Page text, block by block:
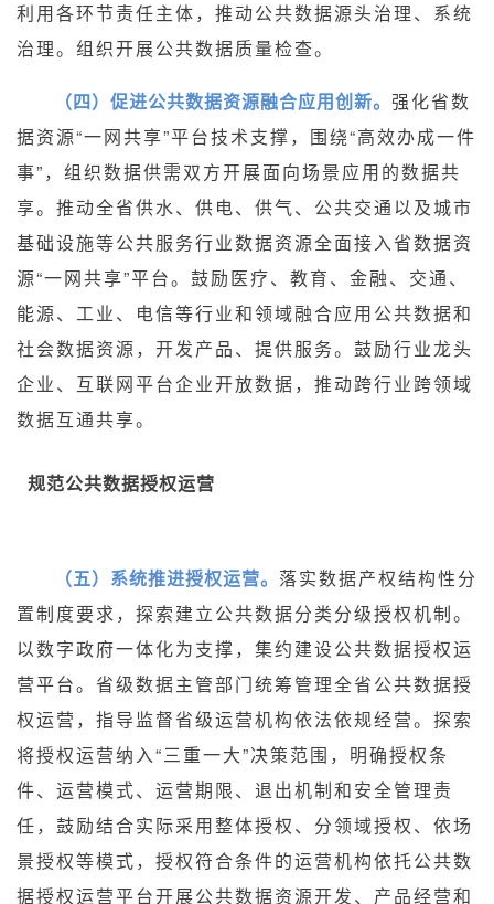
利用各环节责任主体，推动公共数据源头治理、系统
治理。组织开展公共数据质量检查。
（四）促进公共数据资源融合应用创新。 强化省数
据资源“一网共享”平台技术支撑，围绕“高效办成一件
事”，组织数据供需双方开展面向场景应用的数据共
享。推动全省供水、供电、供气、公共交通以及城市
基础设施等公共服务行业数据资源全面接入省数据资
源“一网共享”平台。鼓励医疗、教育、金融、交通、
能源、工业、电信等行业和领域融合应用公共数据和
社会数据资源，开发产品、提供服务。鼓励行业龙头
企业、互联网平台企业开放数据，推动跨行业跨领域
数据互通共享。
规范公共数据授权运营
（五）系统推进授权运营。 落实数据产权结构性分
置制度要求，探索建立公共数据分类分级授权机制。
以数字政府一体化为支撑，集约建设公共数据授权运
营平台。省级数据主管部门统筹管理全省公共数据授
权运营，指导监督省级运营机构依法依规经营。探索
将授权运营纳入“三重一大”决策范围，明确授权条
件、运营模式、运营期限、退出机制和安全管理责
任，鼓励结合实际采用整体授权、分领域授权、依场
景授权等模式，授权符合条件的运营机构依托公共数
据授权运营平台开展公共数据资源开发、产品经营和